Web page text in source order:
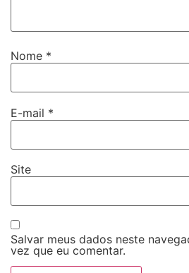
Nome *
E-mail *
Site
Salvar meus dados neste
vez que eu comentar.